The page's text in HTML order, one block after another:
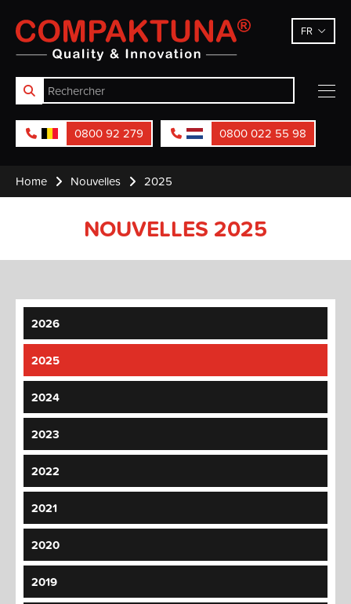
Compaktuna FR
0800 92 279 0800 022 55 98
Home Nouvelles 2025
NOUVELLES 2025
2026
2025
2024
2023
2022
2021
2020
2019